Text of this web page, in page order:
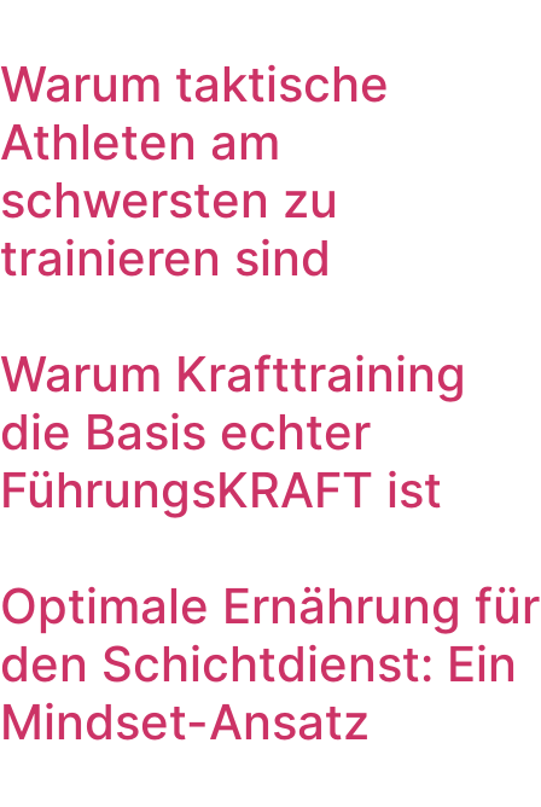
Warum taktische
Athleten am
schwersten zu
trainieren sind
Warum Krafttraining
die Basis echter
FührungsKRAFT ist
Optimale Ernährung für
den Schichtdienst: Ein
Mindset-Ansatz